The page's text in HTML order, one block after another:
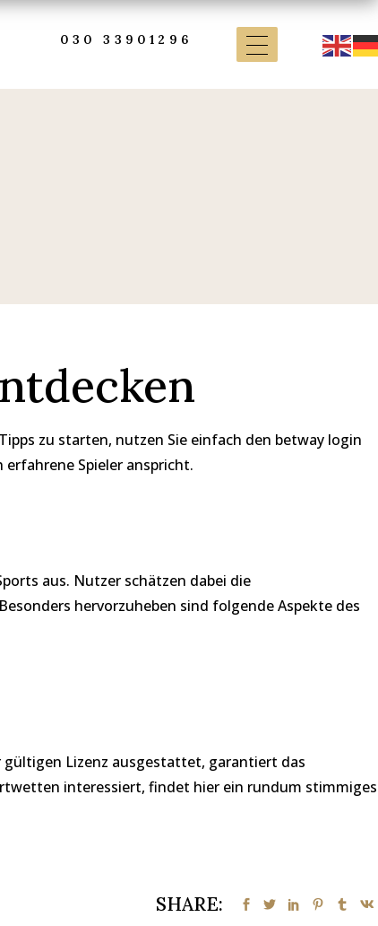
030 33901296
zu starten, nutzen Sie einfach den betway login
Spieler anspricht.
aus. Nutzer schätzen dabei die
hervorzuheben sind folgende Aspekte des
Lizenz ausgestattet, garantiert das
interessiert, findet hier ein rundum stimmiges
SHARE: